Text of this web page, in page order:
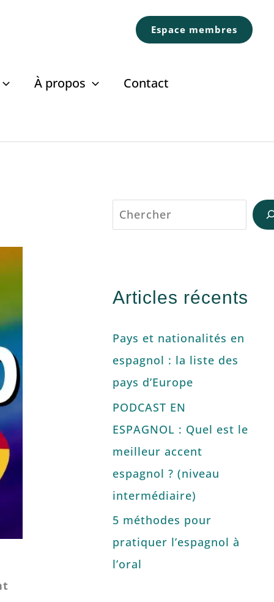
Espace membres
À propos Contact
Articles récents
Pays et nationalités en
espagnol : la liste des
pays d’Europe
PODCAST EN
ESPAGNOL : Quel est le
meilleur accent
espagnol ? (niveau
intermédiaire)
5 méthodes pour
pratiquer l’espagnol à
l’oral